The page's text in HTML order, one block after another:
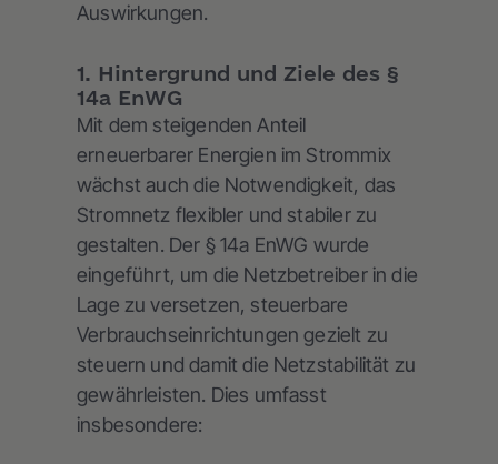
Auswirkungen.
1. Hintergrund und Ziele des §
14a EnWG
Mit dem steigenden Anteil
erneuerbarer Energien im Strommix
wächst auch die Notwendigkeit, das
Stromnetz flexibler und stabiler zu
gestalten. Der § 14a EnWG wurde
eingeführt, um die Netzbetreiber in die
Lage zu versetzen, steuerbare
Verbrauchseinrichtungen gezielt zu
steuern und damit die Netzstabilität zu
gewährleisten. Dies umfasst
insbesondere: